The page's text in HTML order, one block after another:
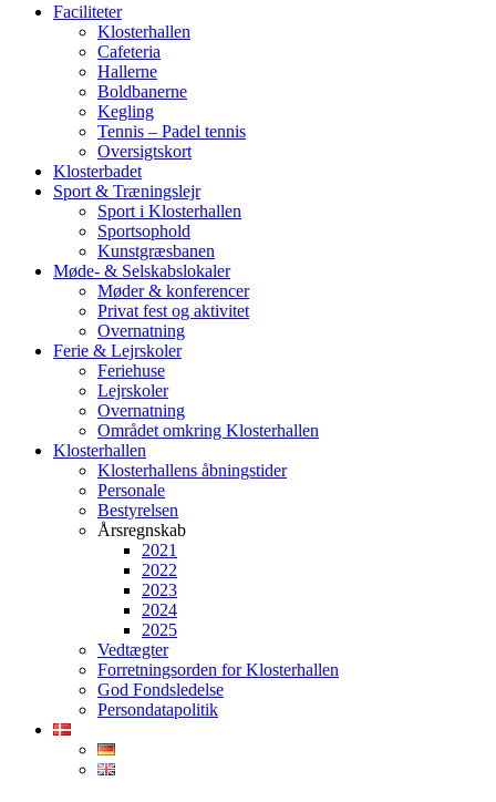
Faciliteter
Klosterhallen
Cafeteria
Hallerne
Boldbanerne
Kegling
Tennis – Padel tennis
Oversigtskort
Klosterbadet
Sport & Træningslejr
Sport i Klosterhallen
Sportsophold
Kunstgræsbanen
Møde- & Selskabslokaler
Møder & konferencer
Privat fest og aktivitet
Overnatning
Ferie & Lejrskoler
Feriehuse
Lejrskoler
Overnatning
Området omkring Klosterhallen
Klosterhallen
Klosterhallens åbningstider
Personale
Bestyrelsen
Årsregnskab
2021
2022
2023
2024
2025
Vedtægter
Forretningsorden for Klosterhallen
God Fondsledelse
Persondatapolitik